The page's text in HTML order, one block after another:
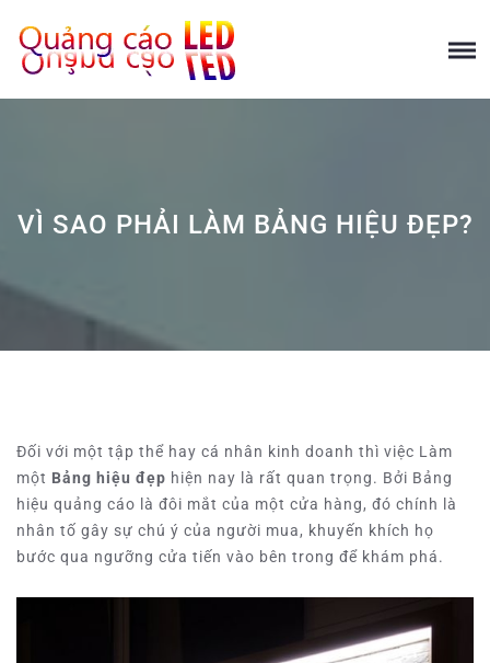
VÌ SAO PHẢI LÀM BẢNG HIỆU ĐẸP?
Đối với một tập thể hay cá nhân kinh doanh thì việc Làm
một Bảng hiệu đẹp hiện nay là rất quan trọng. Bởi Bảng
hiệu quảng cáo là đôi mắt của một cửa hàng, đó chính là
nhân tố gây sự chú ý của người mua, khuyến khích họ
bước qua ngưỡng cửa tiến vào bên trong để khám phá.